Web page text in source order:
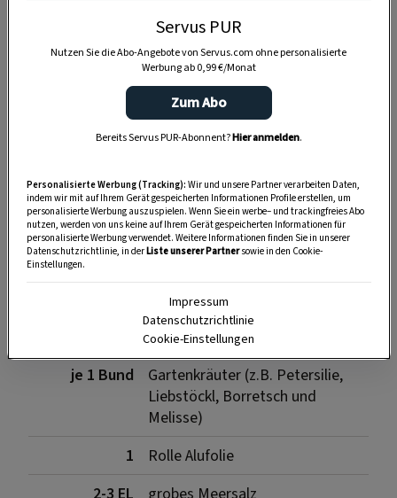
SPEICHERN DRUCKEN
Für das Gemüse
je 1 Bund
Gartenkräuter (z.B. Petersilie,
Liebstöckl, Borretsch und
Melisse)
1
Rolle Alufolie
Servus PUR
Nutzen Sie die Abo-Angebote von Servus.com ohne personalisierte
Werbung ab 0,99 €/Monat
Zum Abo
Bereits Servus PUR-Abonnent?Hier anmelden.
Personalisierte Werbung (Tracking): Wir und unsere Partner verarbeiten Daten,
indem wir mit auf Ihrem Gerät gespeicherten Informationen Profile erstellen, um
personalisierte Werbung auszuspielen. Wenn Sie ein werbe– und trackingfreies Abo
nutzen, werden von uns keine auf Ihrem Gerät gespeicherten Informationen für
personalisierte Werbung verwendet. Weitere Informationen finden Sie in unserer
Datenschutzrichtlinie, in derListe unserer Partnersowie in den Cookie-
Einstellungen.
Impressum
Datenschutzrichtlinie
Cookie-Einstellungen